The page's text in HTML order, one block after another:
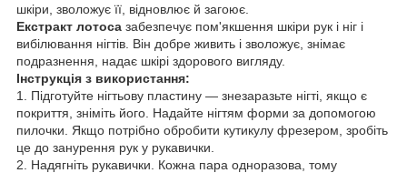
шкіри, зволожує її, відновлює й загоює.
Екстракт лотоса забезпечує пом'якшення шкіри рук і ніг і
вибілювання нігтів. Він добре живить і зволожує, знімає
подразнення, надає шкірі здорового вигляду.
Інструкція з використання:
1. Підготуйте нігтьову пластину — знезаразьте нігті, якщо є
покриття, зніміть його. Надайте нігтям форми за допомогою
пилочки. Якщо потрібно обробити кутикулу фрезером, зробіть
це до занурення рук у рукавички.
2. Надягніть рукавички. Кожна пара одноразова, тому